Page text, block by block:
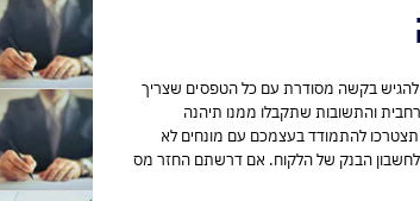
להגיש בקשה מסודרת עם כל הטפסים שצריך
והתשובות שתקבלו ממנו תיהנה
תצטרכו להתמודד בעצמכם עם מונחים לא
לחשבון הבנק של הלקוח. אם דרשתם החזר מס